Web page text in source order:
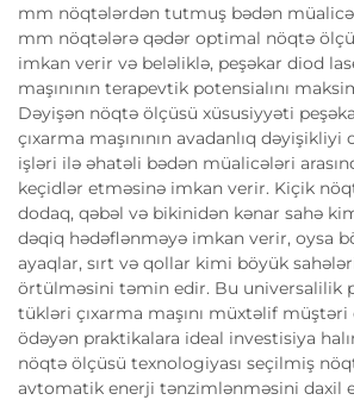
mm nöqtələrdən tutmuş bədən
mm nöqtələrə qədər optimal nöqtə
imkan verir və beləliklə, peşəkar diod
maşınının terapevtik potensialını
Dəyişən nöqtə ölçüsü xüsusiyyəti
çıxarma maşınının avadanlıq
işləri ilə əhatəli bədən müalicələri
keçidlər etməsinə imkan verir. Kiçik
dodaq, qəbəl və bikinidən kənar sahə
dəqiq hədəflənməyə imkan verir, oysa
ayaqlar, sırt və qollar kimi böyük
örtülməsini təmin edir. Bu universalilik
tükləri çıxarma maşını müxtəlif müştəri
ödəyən praktikalara ideal investisiya
nöqtə ölçüsü texnologiyası seçilmiş
avtomatik enerji tənzimlənməsini daxil